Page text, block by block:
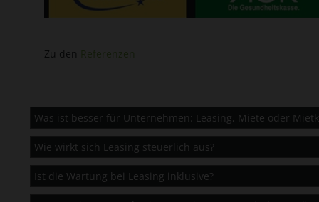
Zu den Referenzen
Was ist besser für Unternehmen: Leasing, Miete oder
Wie wirkt sich Leasing steuerlich aus?
Ist die Wartung bei Leasing inklusive?